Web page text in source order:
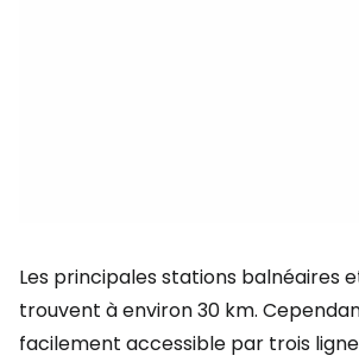
Les principales stations balnéaires
trouvent à environ 30 km.
facilement accessible par trois